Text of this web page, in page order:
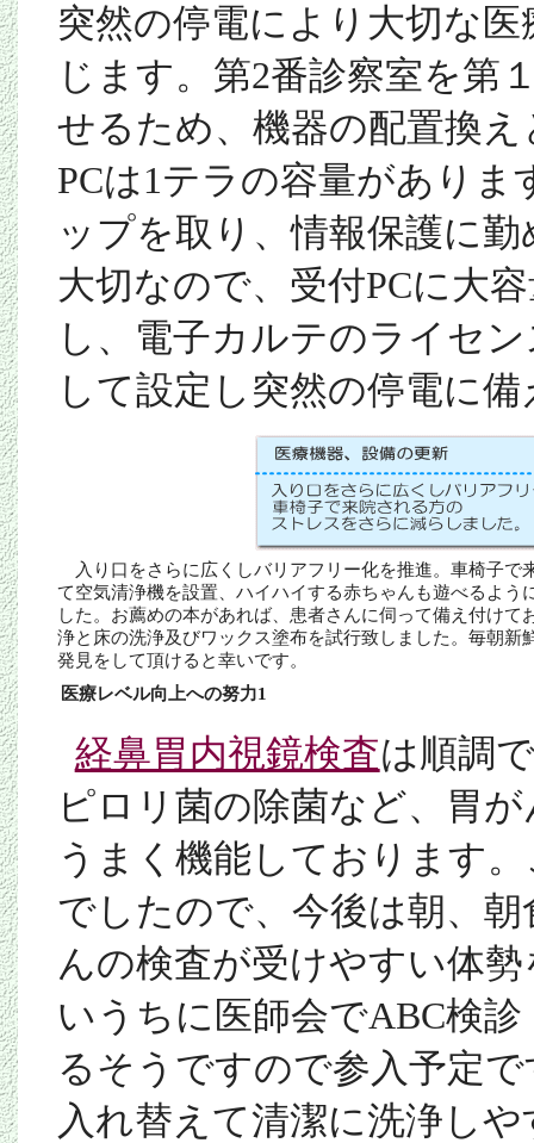
突然の停電により大切な
じます。第2番診察室を第
せるため、機器の配置換え
PCは1テラの容量がありま
ップを取り、情報保護に
大切なので、受付PCに大
し、電子カルテのライセ
して設定し突然の停電に
入り口をさらに広くしバリアフリー化を推進。車椅子
て空気清浄機を設置、ハイハイする赤ちゃんも遊べるよ
した。お薦めの本があれば、患者さんに伺って備え付け
浄と床の洗浄及びワックス塗布を試行致しました。毎朝
発見をして頂けると幸いです。
医療レベル向上への努力1
経鼻胃内視鏡検査は順調
ピロリ菌の除菌など、胃
うまく機能しております
でしたので、今後は朝、
んの検査が受けやすい体
いうちに医師会でABC検診
るそうですので参入予定
入れ替えて清潔に洗浄し